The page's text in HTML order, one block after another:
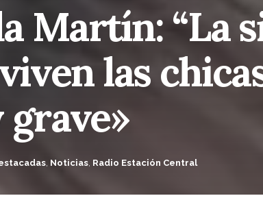
Martín: “La
las
grave»
, Noticias, Radio Estación Central